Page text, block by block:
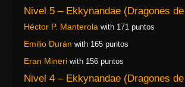
Nivel 5 – Ekkynandae (Dragones
Héctor P. Manterola with 171 puntos
Emilio Durán with 165 puntos
Eran Mineri with 156 puntos
Nivel 4 – Ekkynandae (Dragones